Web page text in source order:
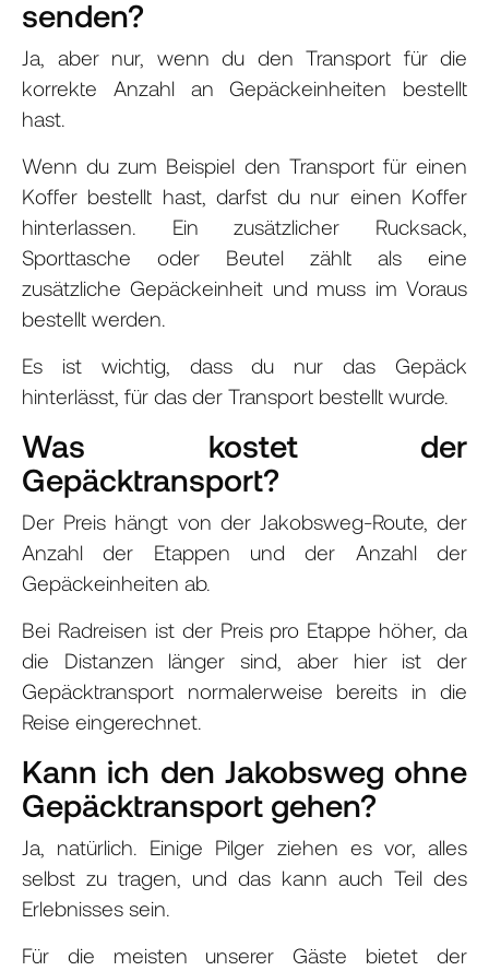
senden?
Ja, aber nur, wenn du den Transport für die
korrekte Anzahl an Gepäckeinheiten bestellt
hast.
Wenn du zum Beispiel den Transport für einen
Koffer bestellt hast, darfst du nur einen Koffer
hinterlassen. Ein zusätzlicher Rucksack,
Sporttasche oder Beutel zählt als eine
zusätzliche Gepäckeinheit und muss im Voraus
bestellt werden.
Es ist wichtig, dass du nur das Gepäck
hinterlässt, für das der Transport bestellt wurde.
Was kostet der
Gepäcktransport?
Der Preis hängt von der Jakobsweg-Route, der
Anzahl der Etappen und der Anzahl der
Gepäckeinheiten ab.
Bei Radreisen ist der Preis pro Etappe höher, da
die Distanzen länger sind, aber hier ist der
Gepäcktransport normalerweise bereits in die
Reise eingerechnet.
Kann ich den Jakobsweg ohne
Gepäcktransport gehen?
Ja, natürlich. Einige Pilger ziehen es vor, alles
selbst zu tragen, und das kann auch Teil des
Erlebnisses sein.
Für die meisten unserer Gäste bietet der